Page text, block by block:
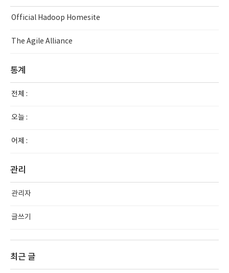
Official Hadoop Homesite
The Agile Alliance
통계
전체 :
오늘 :
어제 :
관리
관리자
글쓰기
최근 글